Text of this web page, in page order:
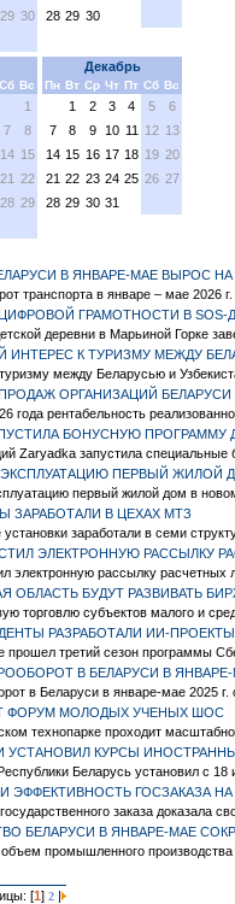
29 30
28 29 30
Сб Вс
1
7
8
14 15
21 22
28 29
Декабрь
Пн Вт Ср Чт Пт Сб Вс
1 2 3 4 5
6
7
8 9 10 11 12 13
14 15 16 17 18 19 20
21 22 23 24 25 26 27
28 29 30 31
В ЯНВАРЕ-МАЕ ВЫРОС НА
транспорта в январе – мае 2026
ГРАМОТНОСТИ В SOS-
деревни в Марьиной Горке
ИНТЕРЕС К ТУРИЗМУ МЕЖДУ
между Беларусью и
ОРГАНИЗАЦИЙ БЕЛАРУСИ
года рентабельность
БОНУСНУЮ
Zaryadka запустила специальные
ЭКСПЛУАТАЦИЮ ПЕРВЫЙ ЖИЛОЙ
первый жилой дом в
ЗАРАБОТАЛИ В ЦЕХАХ МТЗ
заработали в семи
ЭЛЕКТРОННУЮ РАССЫЛКУ
электронную рассылку расчетных
ОБЛАСТЬ БУДУТ РАЗВИВАТЬ
торговлю субъектов малого и
РАЗРАБОТАЛИ ИИ-
третий сезон программы
В БЕЛАРУСИ В ЯНВАРЕ-
в Беларуси в январе-мае 2025 г.
ФОРУМ МОЛОДЫХ УЧЕНЫХ ШОС
технопарке проходит
УСТАНОВИЛ КУРСЫ
Беларусь установил c 18
ЭФФЕКТИВНОСТЬ ГОСЗАКАЗА
заказа доказала
БЕЛАРУСИ В ЯНВАРЕ-МАЕ
промышленного производства
[1] 2 |